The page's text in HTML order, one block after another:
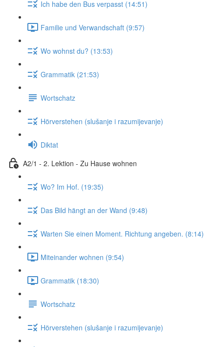
Ich habe den Bus verpasst (14:51)
Familie und Verwandschaft (9:57)
Wo wohnst du? (13:53)
Grammatik (21:53)
Wortschatz
Hörverstehen (slušanje i razumijevanje)
Diktat
A2/1 - 2. Lektion - Zu Hause wohnen
Wo? Im Hof. (19:35)
Das Bild hängt an der Wand (9:48)
Warten Sie einen Moment. Richtung angeben. (8:14)
Miteinander wohnen (9:54)
Grammatik (18:30)
Wortschatz
Hörverstehen (slušanje i razumijevanje)